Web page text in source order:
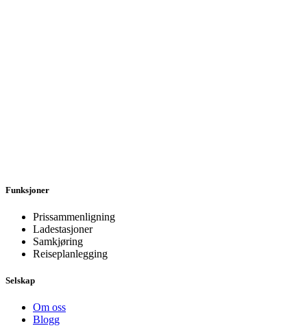
Funksjoner
Prissammenligning
Ladestasjoner
Samkjøring
Reiseplanlegging
Selskap
Om oss
Blogg